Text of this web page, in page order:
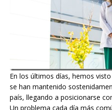
En los últimos días, hemos
se han mantenido
país, llegando a posicionarse
Un problema cada día más